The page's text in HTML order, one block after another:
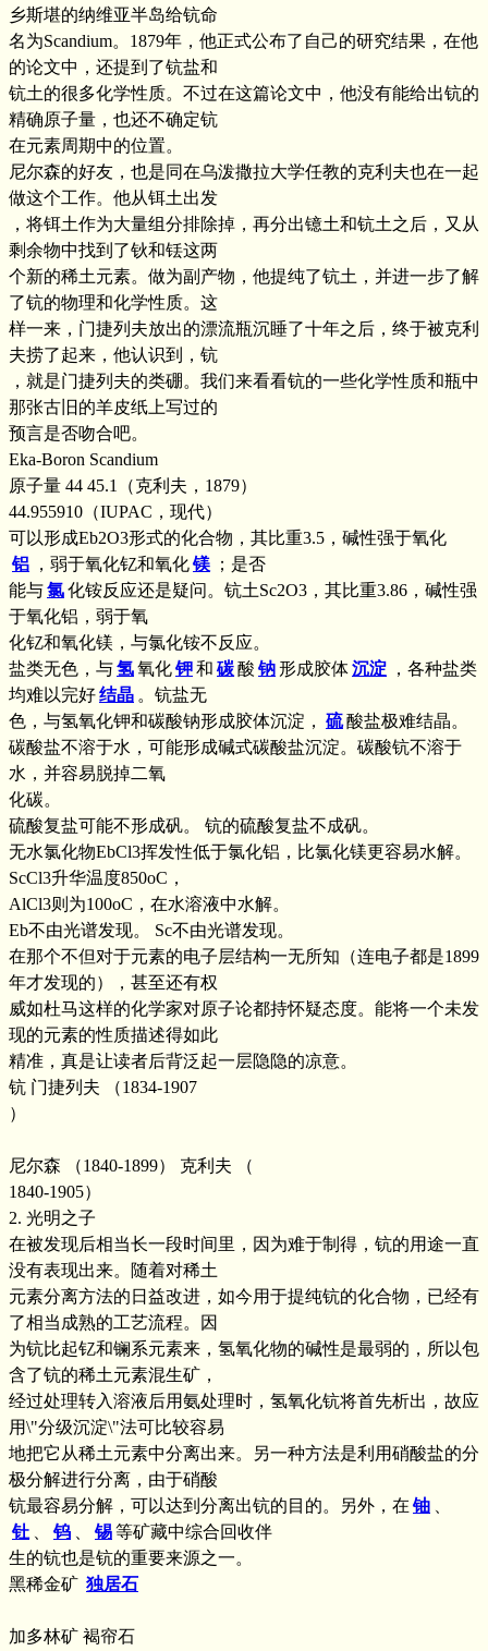
乡斯堪的纳维亚半岛给钪命
名为Scandium。1879年，他正式公布了自己的研究结果，在他
的论文中，还提到了钪盐和
钪土的很多化学性质。不过在这篇论文中，他没有能给出钪的
精确原子量，也还不确定钪
在元素周期中的位置。
尼尔森的好友，也是同在乌泼撒拉大学任教的克利夫也在一起
做这个工作。他从铒土出发
，将铒土作为大量组分排除掉，再分出镱土和钪土之后，又从
剩余物中找到了钬和铥这两
个新的稀土元素。做为副产物，他提纯了钪土，并进一步了解
了钪的物理和化学性质。这
样一来，门捷列夫放出的漂流瓶沉睡了十年之后，终于被克利
夫捞了起来，他认识到，钪
，就是门捷列夫的类硼。我们来看看钪的一些化学性质和瓶中
那张古旧的羊皮纸上写过的
预言是否吻合吧。
Eka-Boron Scandium
原子量 44 45.1（克利夫，1879）
44.955910（IUPAC，现代）
可以形成Eb2O3形式的化合物，其比重3.5，碱性强于氧化
铝 ，弱于氧化钇和氧化镁 ；是否
能与氯化铵反应还是疑问。钪土Sc2O3，其比重3.86，碱性强
于氧化铝，弱于氧
化钇和氧化镁，与氯化铵不反应。
盐类无色，与氢氧化钾和 碳酸 钠形成胶体沉淀 ，各种盐类
均难以完好结晶 。钪盐无
色，与氢氧化钾和碳酸钠形成胶体沉淀， 硫酸盐极难结晶。
碳酸盐不溶于水，可能形成碱式碳酸盐沉淀。碳酸钪不溶于
水，并容易脱掉二氧
化碳。
硫酸复盐可能不形成矾。 钪的硫酸复盐不成矾。
无水氯化物EbCl3挥发性低于氯化铝，比氯化镁更容易水解。
ScCl3升华温度850oC，
AlCl3则为100oC，在水溶液中水解。
Eb不由光谱发现。 Sc不由光谱发现。
在那个不但对于元素的电子层结构一无所知（连电子都是1899
年才发现的），甚至还有权
威如杜马这样的化学家对原子论都持怀疑态度。能将一个未发
现的元素的性质描述得如此
精准，真是让读者后背泛起一层隐隐的凉意。
钪 门捷列夫 （1834-1907
）
尼尔森 （1840-1899） 克利夫 （
1840-1905）
2. 光明之子
在被发现后相当长一段时间里，因为难于制得，钪的用途一直
没有表现出来。随着对稀土
元素分离方法的日益改进，如今用于提纯钪的化合物，已经有
了相当成熟的工艺流程。因
为钪比起钇和镧系元素来，氢氧化物的碱性是最弱的，所以包
含了钪的稀土元素混生矿，
经过处理转入溶液后用氨处理时，氢氧化钪将首先析出，故应
用\"分级沉淀\"法可比较容易
地把它从稀土元素中分离出来。另一种方法是利用硝酸盐的分
极分解进行分离，由于硝酸
钪最容易分解，可以达到分离出钪的目的。另外，在 铀
钍
钨 锡等矿藏中综合回收伴
生的钪也是钪的重要来源之一。
黑稀金矿 独居石
加多林矿 褐帘石